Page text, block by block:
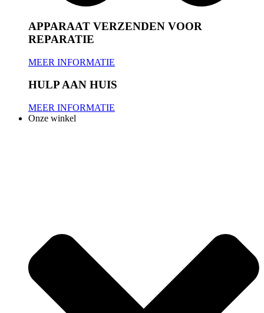
APPARAAT VERZENDEN VOOR
REPARATIE
MEER INFORMATIE
HULP AAN HUIS
MEER INFORMATIE
Onze winkel